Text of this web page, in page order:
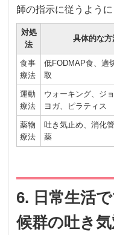
師の指示に従うように
対処
法
具体的な方
食事
療法
低FODMAP食、適
取
運動
療法
ウォーキング、ジョ
ヨガ、ピラティス
薬物
療法
吐き気止め、消化
薬
6. 日常生活
候群の吐き